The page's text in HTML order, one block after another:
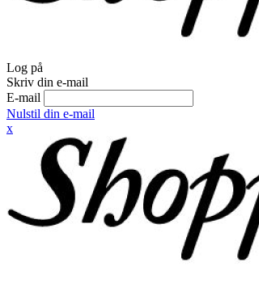
Log på
Skriv din e-mail
E-mail
Nulstil din e-mail
x